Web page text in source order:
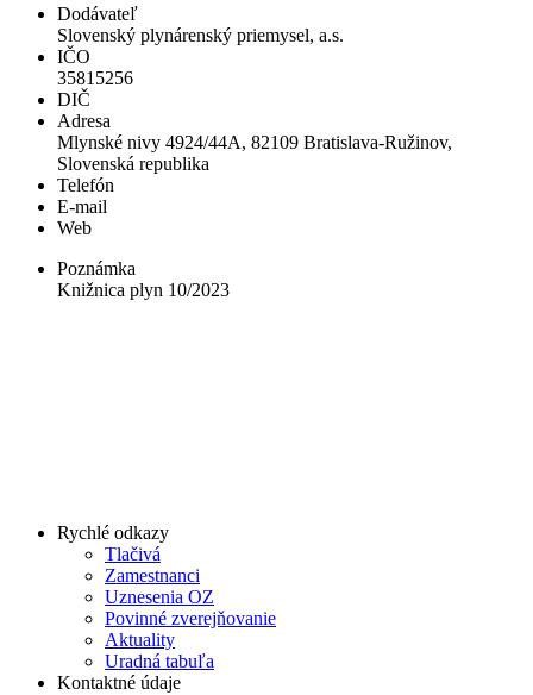
Dodávateľ
Slovenský plynárenský priemysel, a.s.
IČO
35815256
DIČ
Adresa
Mlynské nivy 4924/44A, 82109 Bratislava-Ružinov,
Slovenská republika
Telefón
E-mail
Web
Poznámka
Knižnica plyn 10/2023
Rychlé odkazy
Tlačivá
Zamestnanci
Uznesenia OZ
Povinné zverejňovanie
Aktuality
Uradná tabuľa
Kontaktné údaje